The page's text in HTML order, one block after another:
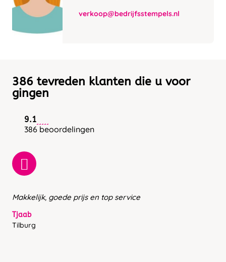
verkoop@bedrijfsstempels.nl
386 tevreden klanten die u voor
gingen
9.1
386 beoordelingen
Makkelijk, goede prijs en top service
Tjaab
Tilburg